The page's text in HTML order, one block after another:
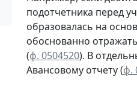
подотчетника перед
образовалась на
обоснованно
(ф. 0504520). В
Авансовому отчету(ф.